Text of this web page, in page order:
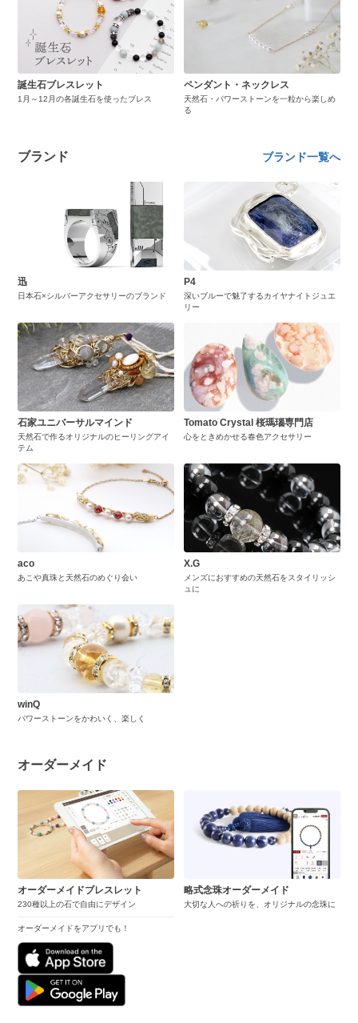
誕生石ブレスレット
1月～12月の各誕生石を使ったブレス
ペンダント・ネックレス
天然石・パワーストーンを一粒から楽しめ
る
ブランド ブランド一覧へ
迅
日本石×シルバーアクセサリーのブランド
P4
深いブルーで魅了するカイヤナイトジュエ
リー
石家ユニバーサルマインド
天然石で作るオリジナルのヒーリングアイ
テム
Tomato Crystal 桜瑪瑙専門店
心をときめかせる春色アクセサリー
aco
あこや真珠と天然石のめぐり会い
X.G
メンズにおすすめの天然石をスタイリッシ
ュに
winQ
パワーストーンをかわいく、楽しく
オーダーメイド
オーダーメイドブレスレット
230種以上の石で自由にデザイン
オーダーメイドをアプリでも！
略式念珠オーダーメイド
大切な人への祈りを、オリジナルの念珠に